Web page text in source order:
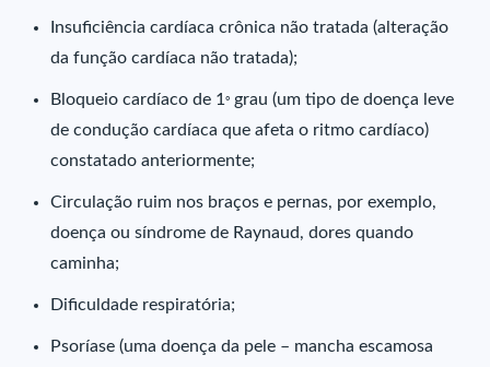
Insuficiência cardíaca crônica não tratada (alteração
da função cardíaca não tratada);
Bloqueio cardíaco de 1º grau (um tipo de doença leve
de condução cardíaca que afeta o ritmo cardíaco)
constatado anteriormente;
Circulação ruim nos braços e pernas, por exemplo,
doença ou síndrome de Raynaud, dores quando
caminha;
Dificuldade respiratória;
Psoríase (uma doença da pele – mancha escamosa